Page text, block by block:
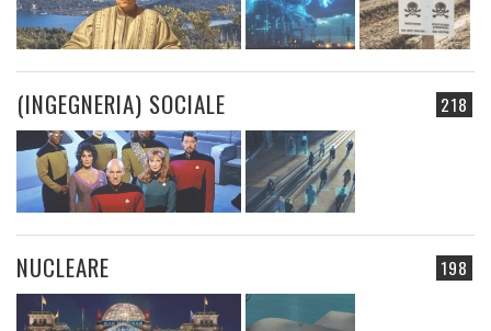
218
(INGEGNERIA) SOCIALE
198
NUCLEARE